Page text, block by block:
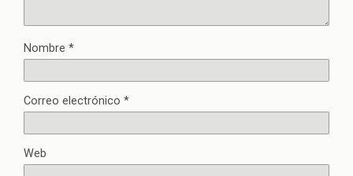
Nombre *
Correo electrónico *
Web